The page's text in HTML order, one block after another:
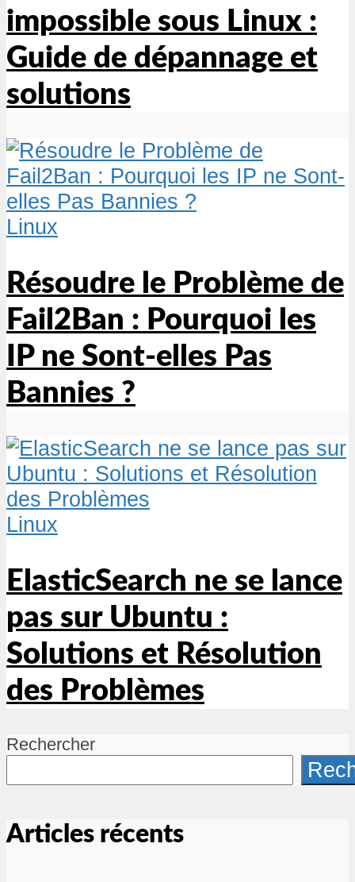
impossible sous Linux :
Guide de dépannage et
solutions
Linux
Résoudre le Problème de
Fail2Ban : Pourquoi les
IP ne Sont-elles Pas
Bannies ?
Linux
ElasticSearch ne se lance
pas sur Ubuntu :
Solutions et Résolution
des Problèmes
Rechercher
Articles récents